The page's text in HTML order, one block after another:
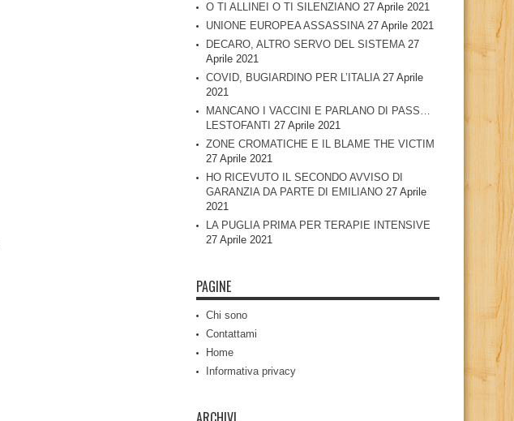
O TI ALLINEI O TI SILENZIANO 27 Aprile 2021
UNIONE EUROPEA ASSASSINA 27 Aprile 2021
DECARO, ALTRO SERVO DEL SISTEMA 27
Aprile 2021
COVID, BUGIARDINO PER L’ITALIA 27 Aprile
2021
MANCANO I VACCINI E PARLANO DI PASS…
LESTOFANTI 27 Aprile 2021
ZONE CROMATICHE E IL BLAME THE VICTIM
27 Aprile 2021
HO RICEVUTO IL SECONDO AVVISO DI
GARANZIA DA PARTE DI EMILIANO 27 Aprile
2021
LA PUGLIA PRIMA PER TERAPIE INTENSIVE
27 Aprile 2021
PAGINE
Chi sono
Contattami
Home
Informativa privacy